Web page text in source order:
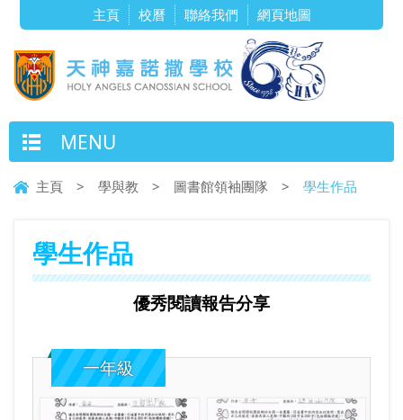
主頁 校曆 聯絡我們 網頁地圖
MENU
主頁 > 學與教 > 圖書館領袖團隊 > 學生作品
學生作品
優秀閱讀報告分享
一年級